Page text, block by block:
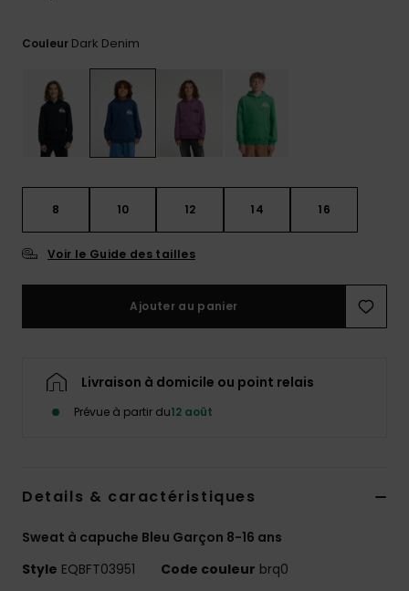
formulaire
de contact.
Consulter
la FAQ
Couleur Dark Denim
8 10 12 14 16
Voir le Guide des tailles
Ajouter au panier
Livraison à domicile ou point relais
Prévue à partir du12 août
Details & caractéristiques
Sweat à capuche Bleu Garçon 8-16 ans
Style EQBFT03951 Code couleur brq0